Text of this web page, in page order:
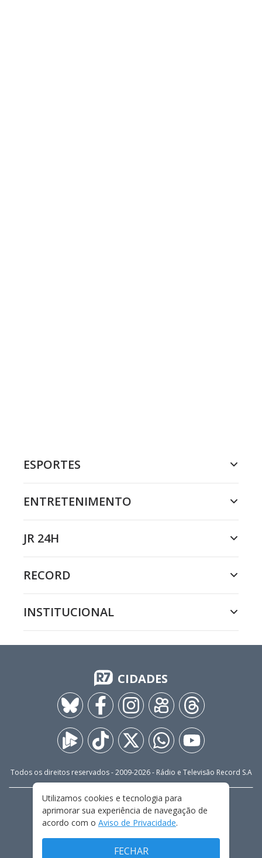
ESPORTES
ENTRETENIMENTO
JR 24H
RECORD
INSTITUCIONAL
CIDADES
Todos os direitos reservados - 2009-2026- Rádio e Televisão Record S.A
FALE CONOSCO
PRIVACIDADE
TERMOS E CONDIÇÕES DE USO
Utilizamos cookies e tecnologia para
aprimorar sua experiência de navegação de
acordo com o Aviso de Privacidade.
FECHAR